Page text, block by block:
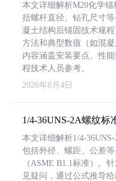
本文详细解析M20化学
括螺杆直径、钻孔尺寸
凝土结构后锚固技术规
方法和典型数值（如混凝
内容涵盖安装要点、性
程技术人员参考。
2026年8月4日
1/4-36UNS-2A螺纹标
本文详细解析1/4-
包括外径、螺距、公差
（ASME B1.1标准）。
见疑问，通过公式推导